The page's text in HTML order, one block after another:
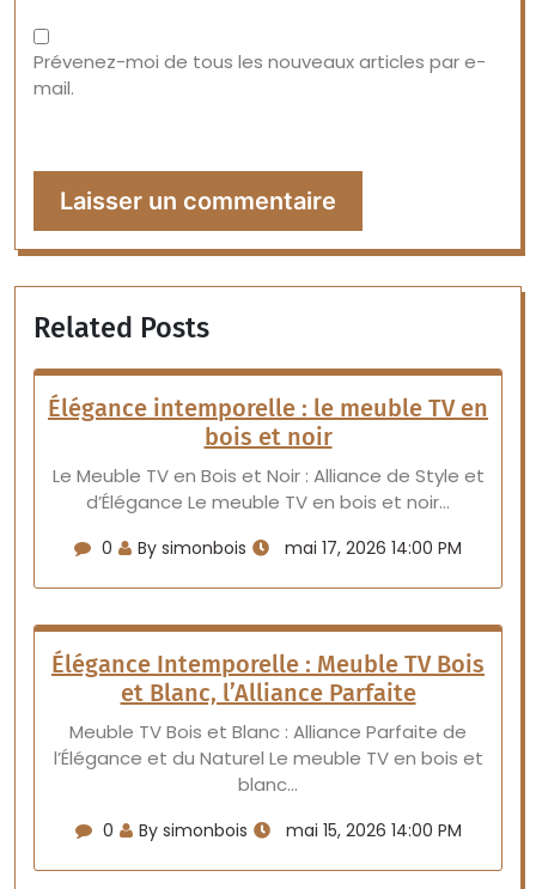
Prévenez-moi de tous les nouveaux articles par e-
mail.
Related Posts
Élégance intemporelle : le meuble TV en
bois et noir
Le Meuble TV en Bois et Noir : Alliance de Style et
d’Élégance Le meuble TV en bois et noir…
0 By simonbois mai 17, 2026 14:00 PM
Élégance Intemporelle : Meuble TV Bois
et Blanc, l’Alliance Parfaite
Meuble TV Bois et Blanc : Alliance Parfaite de
l’Élégance et du Naturel Le meuble TV en bois et
blanc…
0 By simonbois mai 15, 2026 14:00 PM